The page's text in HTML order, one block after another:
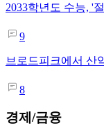
2033학년도 수능, '
9
브로드피크에서 산
8
경제/금융